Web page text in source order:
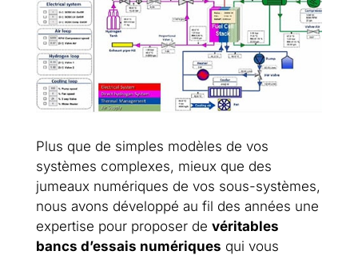
Plus que de simples modèles de vos
systèmes complexes, mieux que des
jumeaux numériques de vos sous-systèmes,
nous avons développé au fil des années une
expertise pour proposer de véritables
bancs d’essais numériques qui vous